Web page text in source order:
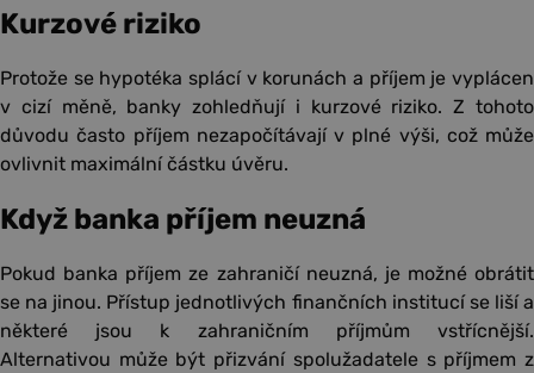
Kurzové riziko
Protože se hypotéka splácí v korunách a příjem je vyplácen
v cizí měně, banky zohledňují i kurzové riziko. Z tohoto
důvodu často příjem nezapočítávají v plné výši, což může
ovlivnit maximální částku úvěru.
Když banka příjem neuzná
Pokud banka příjem ze zahraničí neuzná, je možné obrátit
se na jinou. Přístup jednotlivých finančních institucí se liší a
některé jsou k zahraničním příjmům vstřícnější.
Alternativou může být přizvání spolužadatele s příjmem z